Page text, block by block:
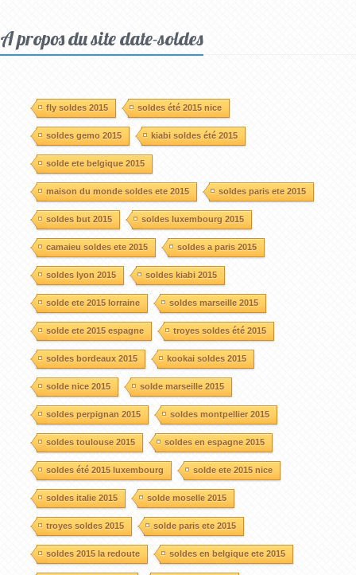
A propos du site date-soldes
fly soldes 2015 soldes été 2015 nice
soldes gemo 2015 kiabi soldes été 2015
solde ete belgique 2015
maison du monde soldes ete 2015 soldes paris ete 2015
soldes but 2015 soldes luxembourg 2015
camaieu soldes ete 2015 soldes a paris 2015
soldes lyon 2015 soldes kiabi 2015
solde ete 2015 lorraine soldes marseille 2015
solde ete 2015 espagne troyes soldes été 2015
soldes bordeaux 2015 kookai soldes 2015
solde nice 2015 solde marseille 2015
soldes perpignan 2015 soldes montpellier 2015
soldes toulouse 2015 soldes en espagne 2015
soldes été 2015 luxembourg solde ete 2015 nice
soldes italie 2015 solde moselle 2015
troyes soldes 2015 solde paris ete 2015
soldes 2015 la redoute soldes en belgique ete 2015